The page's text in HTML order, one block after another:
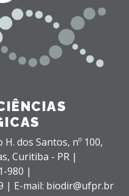
dos Santos, nº 100,
Curitiba - PR |
980 |
| E-mail: biodir@ufpr.br